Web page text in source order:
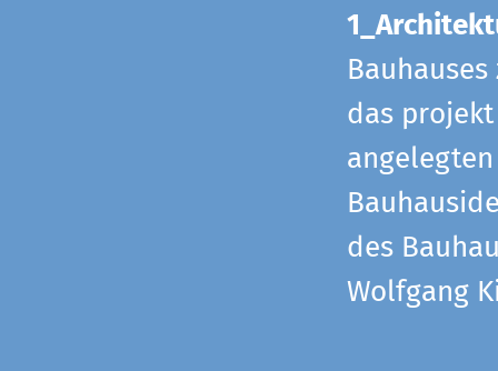
das
des
Wolfgang